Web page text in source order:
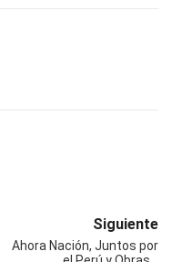
Siguiente
Ahora Nación, Juntos por